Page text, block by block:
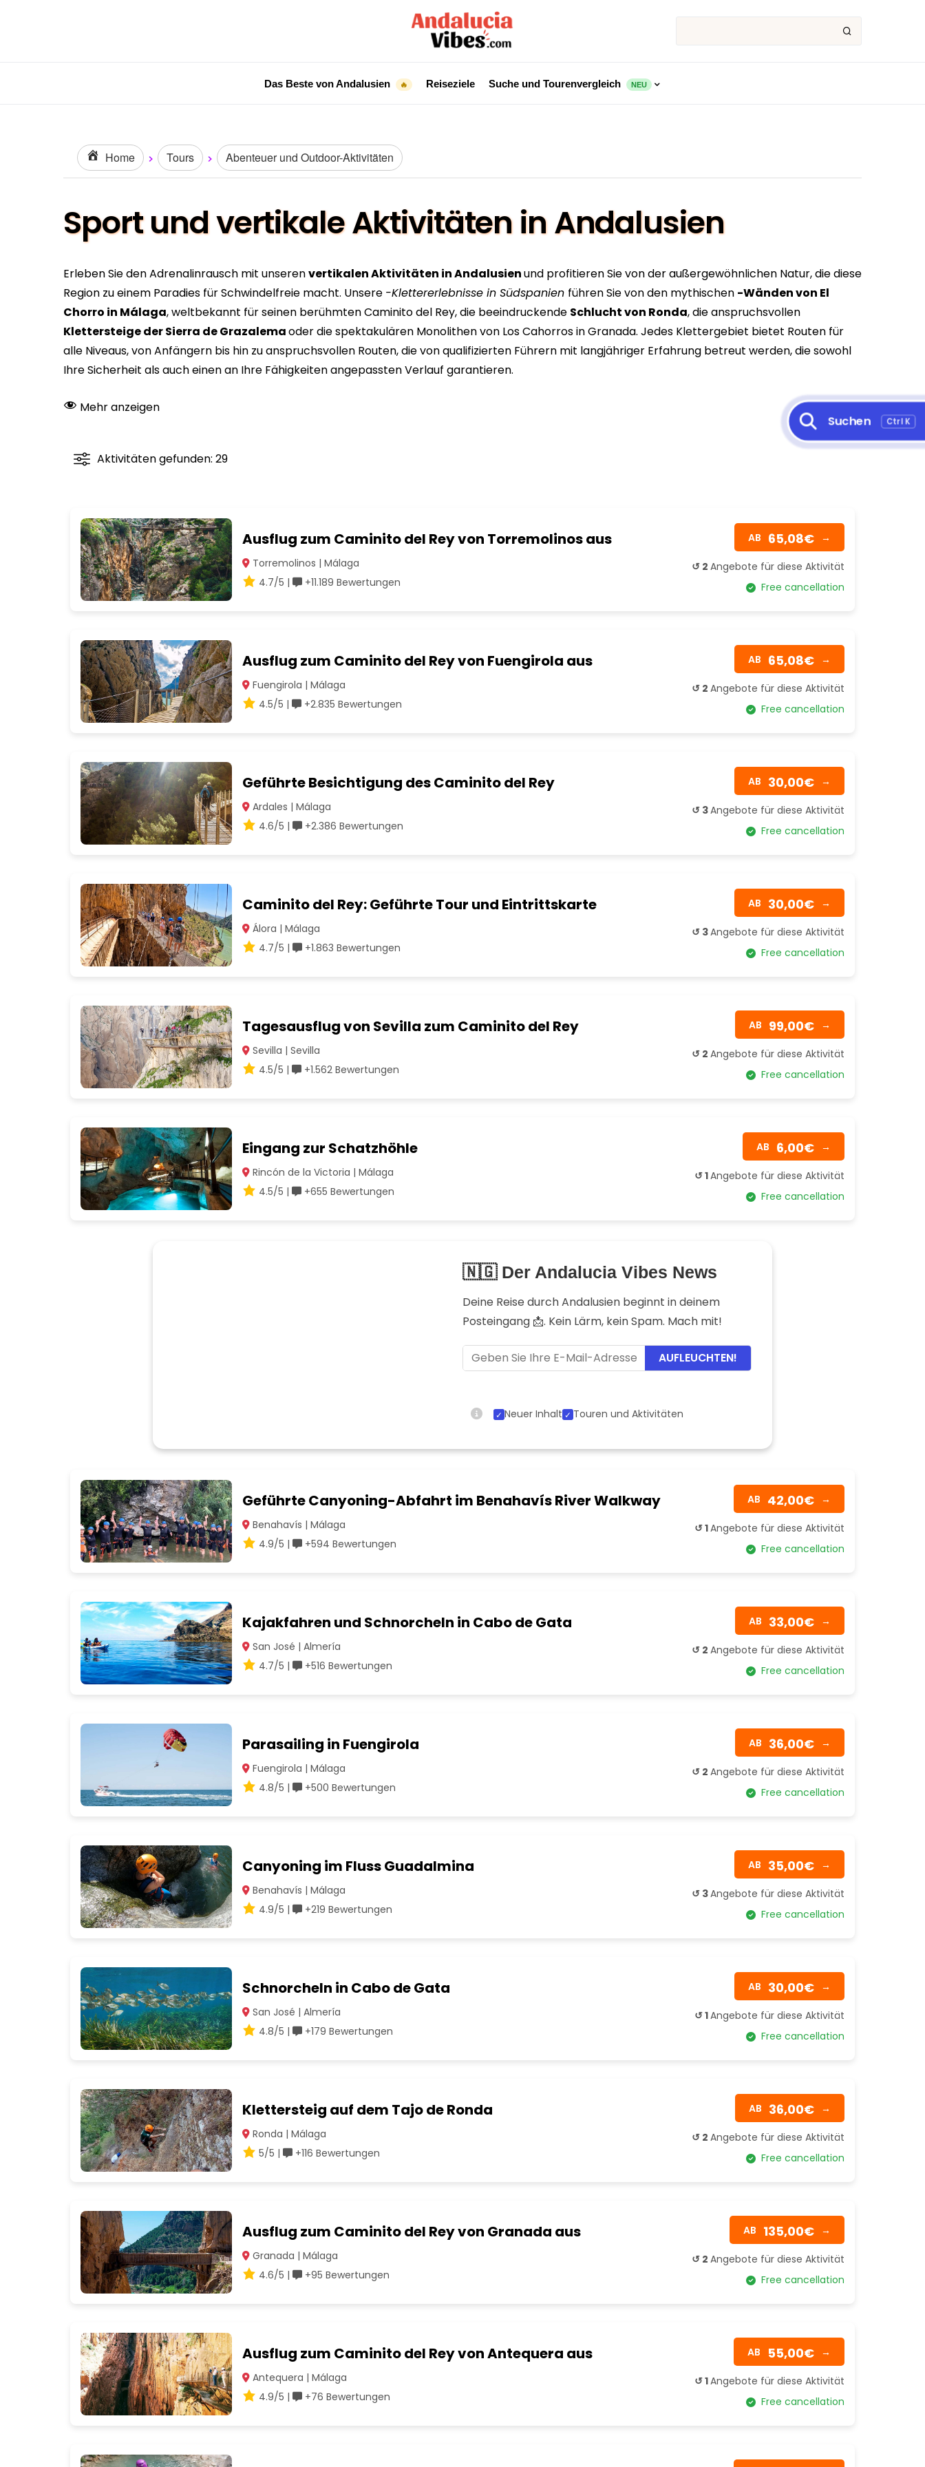
Das Beste von Andalusien 🔥 Reiseziele Suche und Tourenvergleich NEU
Home Tours Abenteuer und Outdoor-Aktivitäten
Sport und vertikale Aktivitäten in Andalusien
Erleben Sie den Adrenalinrausch mit unserenvertikalen Aktivitäten in Andalusienund profitieren Sie von der außergewöhnlichen Natur, die diese
Region zu einem Paradies für Schwindelfreie macht. Unsere -Klettererlebnisse in Südspanien führen Sie von den mythischen -Wänden von El
Chorro in Málaga, weltbekannt für seinen berühmten Caminito del Rey, die beeindruckende Schlucht von Ronda, die anspruchsvollen
Klettersteige der Sierra de Grazalemaoder die spektakulären Monolithen von Los Cahorros in Granada. Jedes Klettergebiet bietet Routen für
alle Niveaus, von Anfängern bis hin zu anspruchsvollen Routen, die von qualifizierten Führern mit langjähriger Erfahrung betreut werden, die sowohl
Ihre Sicherheit als auch einen an Ihre Fähigkeiten angepassten Verlauf garantieren.
Mehr anzeigen
Aktivitäten gefunden: 29
Ausflug zum Caminito del Rey von Torremolinos aus
Torremolinos | Málaga
4.7/5 |
+11.189 Bewertungen
AB 65,08€ →
↺ 2 Angebote für diese Aktivität
Free cancellation
Ausflug zum Caminito del Rey von Fuengirola aus
Fuengirola | Málaga
4.5/5 |
+2.835 Bewertungen
AB 65,08€ →
↺ 2 Angebote für diese Aktivität
Free cancellation
Geführte Besichtigung des Caminito del Rey
Ardales | Málaga
4.6/5 |
+2.386 Bewertungen
AB 30,00€ →
↺ 3Angebote für diese Aktivität
Free cancellation
Caminito del Rey: Geführte Tour und Eintrittskarte
Álora | Málaga
4.7/5 |
+1.863 Bewertungen
AB 30,00€ →
↺ 3Angebote für diese Aktivität
Free cancellation
Tagesausflug von Sevilla zum Caminito del Rey
Sevilla | Sevilla
4.5/5 |
+1.562 Bewertungen
AB 99,00€ →
↺ 2 Angebote für diese Aktivität
Free cancellation
Eingang zur Schatzhöhle
Rincón de la Victoria | Málaga
4.5/5 |
+655 Bewertungen
AB 6,00€ →
↺ 1Angebote für diese Aktivität
Free cancellation
🇳🇬 Der Andalucia Vibes News
Deine Reise durch Andalusien beginnt in deinem
Posteingang 📩. Kein Lärm, kein Spam. Mach mit!
AUFLEUCHTEN!
Neuer Inhalt Touren und Aktivitäten
Geführte Canyoning-Abfahrt im Benahavís River Walkway
Benahavís | Málaga
4.9/5 |
+594 Bewertungen
AB 42,00€ →
↺ 1Angebote für diese Aktivität
Free cancellation
Kajakfahren und Schnorcheln in Cabo de Gata
San José | Almería
4.7/5 |
+516 Bewertungen
AB 33,00€ →
↺ 2 Angebote für diese Aktivität
Free cancellation
Parasailing in Fuengirola
Fuengirola | Málaga
4.8/5 |
+500 Bewertungen
AB 36,00€ →
↺ 2 Angebote für diese Aktivität
Free cancellation
Canyoning im Fluss Guadalmina
Benahavís | Málaga
4.9/5 |
+219 Bewertungen
AB 35,00€ →
↺ 3Angebote für diese Aktivität
Free cancellation
Schnorcheln in Cabo de Gata
San José | Almería
4.8/5 |
+179 Bewertungen
AB 30,00€ →
↺ 1Angebote für diese Aktivität
Free cancellation
Klettersteig auf dem Tajo de Ronda
Ronda | Málaga
5/5 |
+116 Bewertungen
AB 36,00€ →
↺ 2 Angebote für diese Aktivität
Free cancellation
Ausflug zum Caminito del Rey von Granada aus
Granada | Málaga
4.6/5 |
+95 Bewertungen
AB 135,00€ →
↺ 2 Angebote für diese Aktivität
Free cancellation
Ausflug zum Caminito del Rey von Antequera aus
Antequera | Málaga
4.9/5 |
+76 Bewertungen
AB 55,00€ →
↺ 1Angebote für diese Aktivität
Free cancellation
Suchen Ctrl K